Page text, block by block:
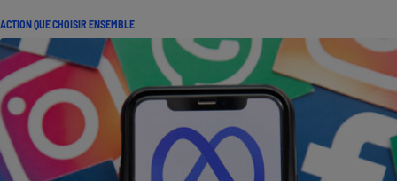
ACTION QUE CHOISIR ENSEMBLE